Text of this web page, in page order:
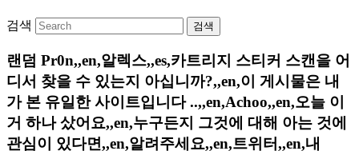
검색
랜덤 Pr0n,,en,알렉스,,es,카트리지 스티커 스캔을 어
디서 찾을 수 있는지 아십니까?,,en,이 게시물은 내
가 본 유일한 사이트입니다 ..,,en,Achoo,,en,오늘 이
거 하나 샀어요,,en,누구든지 그것에 대해 아는 것에
관심이 있다면,,en,알려주세요,,en,트위터,,en,내